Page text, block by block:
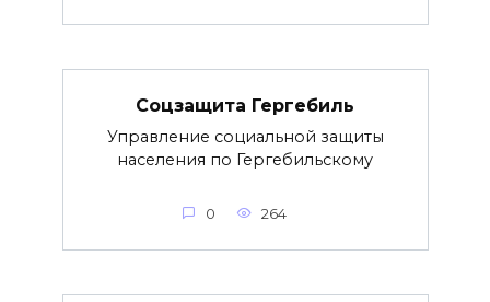
Соцзащита Гергебиль
Управление социальной защиты
населения по Гергебильскому
0 264